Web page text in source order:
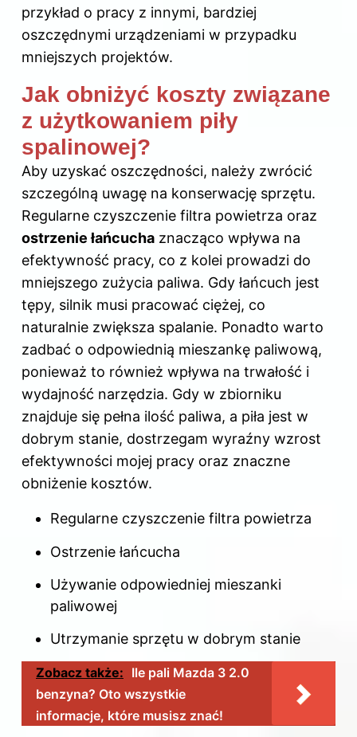
przykład o pracy z innymi, bardziej
oszczędnymi urządzeniami w przypadku
mniejszych projektów.
Jak obniżyć koszty związane
z użytkowaniem piły
spalinowej?
Aby uzyskać oszczędności, należy zwrócić
szczególną uwagę na konserwację sprzętu.
Regularne czyszczenie filtra powietrza oraz
ostrzenie łańcucha znacząco wpływa na
efektywność pracy, co z kolei prowadzi do
mniejszego zużycia paliwa. Gdy łańcuch jest
tępy, silnik musi pracować ciężej, co
naturalnie zwiększa spalanie. Ponadto warto
zadbać o odpowiednią mieszankę paliwową,
ponieważ to również wpływa na trwałość i
wydajność narzędzia. Gdy w zbiorniku
znajduje się pełna ilość paliwa, a piła jest w
dobrym stanie, dostrzegam wyraźny wzrost
efektywności mojej pracy oraz znaczne
obniżenie kosztów.
Regularne czyszczenie filtra powietrza
Ostrzenie łańcucha
Używanie odpowiedniej mieszanki
paliwowej
Utrzymanie sprzętu w dobrym stanie
Zobacz także: Ile pali Mazda 3 2.0
benzyna? Oto wszystkie
informacje, które musisz znać!